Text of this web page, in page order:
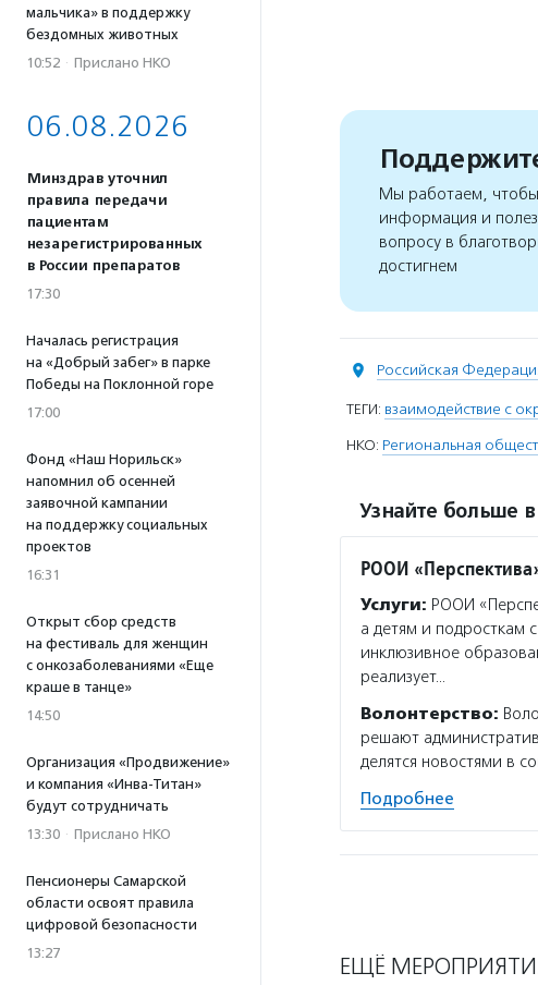
мальчика» в поддержку
бездомных животных
10:52 · Прислано НКО
06.08.2026
Минздрав уточнил
правила передачи
пациентам
незарегистрированных
в России препаратов
17:30
Началась регистрация
на «Добрый забег» в парке
Победы на Поклонной горе
17:00
Фонд «Наш Норильск»
напомнил об осенней
заявочной кампании
на поддержку социальных
проектов
16:31
Открыт сбор средств
на фестиваль для женщин
с онкозаболеваниями «Еще
краше в танце»
14:50
Организация «Продвижение»
и компания «Инва-Титан»
будут сотрудничать
13:30 · Прислано НКО
Пенсионеры Самарской
области освоят правила
цифровой безопасности
13:27
Мы работаем, чтобы
информация и
вопросу в
достигнем
Российская
ТЕГИ: взаимодействие с
НКО: Региональная
Узнайте больше
РООИ
Услуги: РООИ
а детям и подросткам
инклюзивное
реализует…
Волонтерство:
решают
делятся новостями в
Подробнее
ЕЩЁ